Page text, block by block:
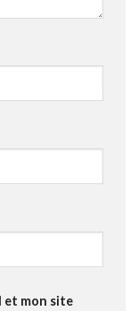
et mon site